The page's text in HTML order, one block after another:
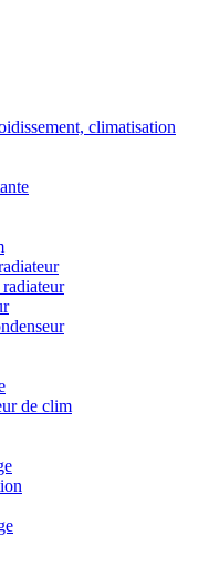
climatisation
de clim